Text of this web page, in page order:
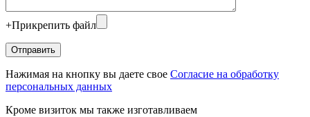
+Прикрепить файл
Нажимая на кнопку вы даете свое Согласие на обработку
персональных данных
Кроме визиток мы также изготавливаем